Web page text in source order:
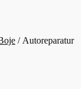
/ Autoreparatur